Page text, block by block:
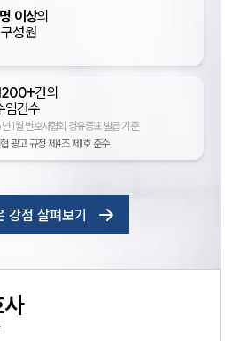
인재채용
이상의
성원
건의
임건수
1월 변호사협회 경유증표 발급 기준
광고 규정 제4조 제1호 준수
강점 살펴보기